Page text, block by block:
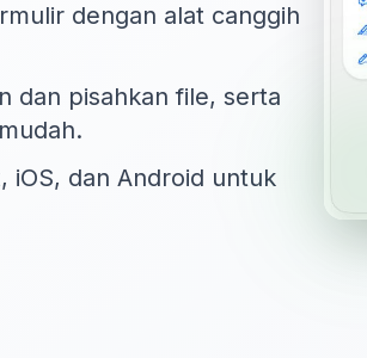
dengan alat canggih
dan pisahkan file, serta
iOS, dan Android untuk